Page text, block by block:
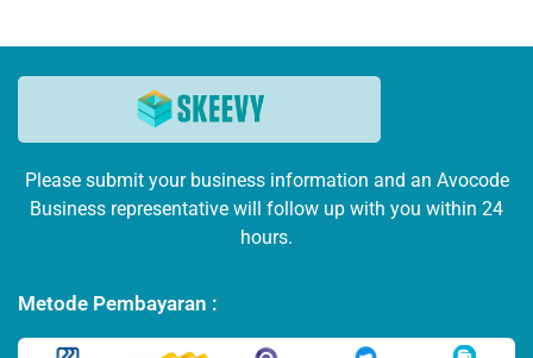
Please submit your business information and an Avocode
Business representative will follow up with you within 24
hours.
Metode Pembayaran :